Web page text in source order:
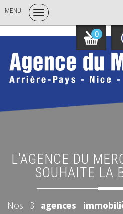
MENU
0
L'AGENCE DU MERCANTOUR VOUS
SOUHAITE LA
Nos 3 agences